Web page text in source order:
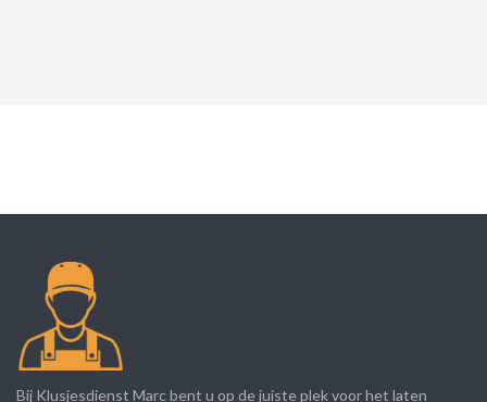
Bij Klusjesdienst Marc bent u op de juiste plek voor het laten